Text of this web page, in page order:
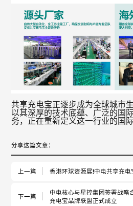
共享充电宝正逐步成为全球城市
以其深厚的技术底蕴、广泛的国
务，正在重新定义这一行业的国际
分享这篇文章：
上一篇 香港环球资源展!中电共享充电
下一篇
中电核心与星控集团签署战略
充电宝品牌联盟正式成立